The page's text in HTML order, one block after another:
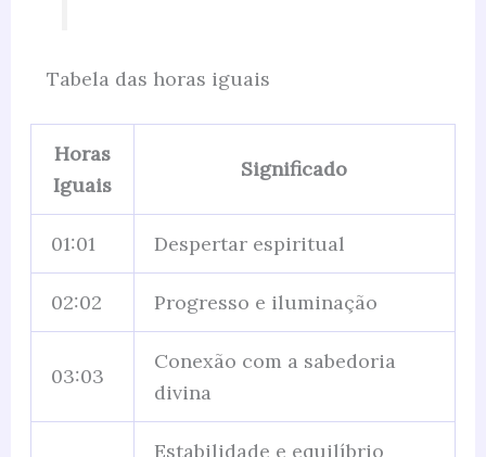
Tabela das horas iguais
Horas
Iguais
Significado
01:01 Despertar espiritual
02:02 Progresso e iluminação
03:03
Conexão com a sabedoria
divina
Estabilidade e equilíbrio